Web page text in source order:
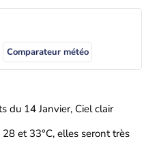
Comparateur météo
du 14 Janvier, Ciel clair
et 33°C, elles seront très